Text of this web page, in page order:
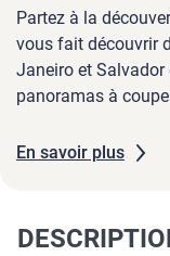
Partez à la
vous fait découvrir
Janeiro et Salvador
panoramas à
des sites
En savoir plus